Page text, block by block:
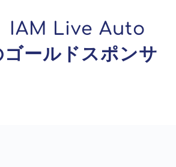
IAM Live Auto
ールドスポンサ